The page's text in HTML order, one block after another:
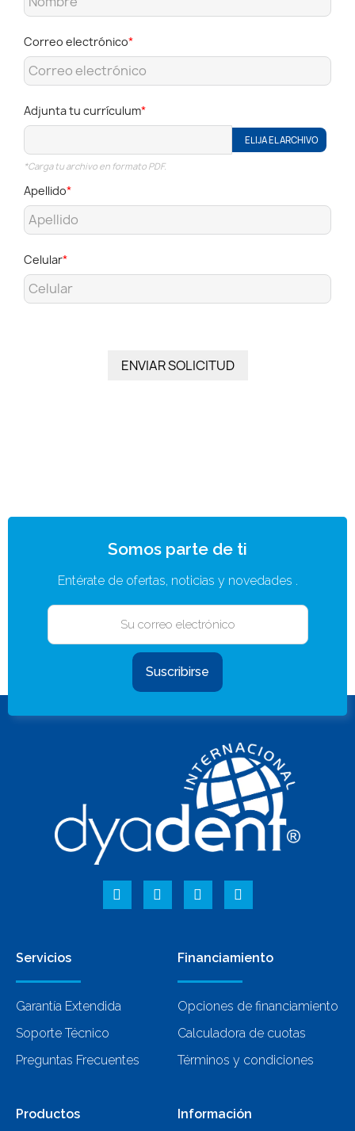
Correo electrónico
Adjunta tu currículum
ELIJA EL ARCHIVO
*Carga tu archivo en formato PDF.
Apellido
Celular
ENVIAR SOLICITUD
Somos parte de ti
Entérate de ofertas, noticias y novedades .
Suscribirse
Servicios
Garantía Extendida
Soporte Técnico
Preguntas Frecuentes
Financiamiento
Opciones de financiamiento
Calculadora de cuotas
Términos y condiciones
Productos Información